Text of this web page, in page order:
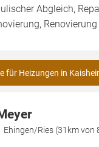
Abgleich,
für Heizungen in
Ehingen/Ries (31km von